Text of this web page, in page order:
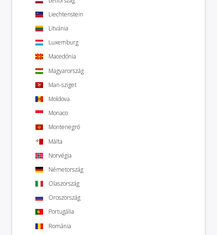
Liechtenstein
Litvánia
Luxemburg
Macedónia
Magyarország
Man-sziget
Moldova
Monaco
Montenegró
Málta
Norvégia
Németország
Olaszország
Oroszország
Portugália
Románia